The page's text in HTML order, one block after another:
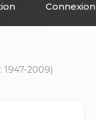
Connexion
1947-2009)